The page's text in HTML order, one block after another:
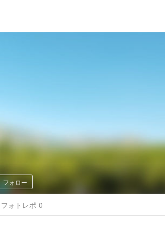
フォロー
フォトレポ 0